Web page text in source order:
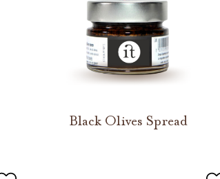
Black Olives Spread